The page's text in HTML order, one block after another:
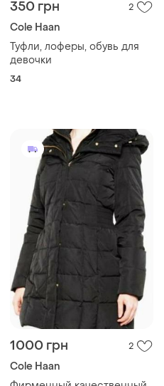
350 грн 2
Cole Haan
Туфли, лоферы, обувь для
девочки
34
1000 грн 2
Cole Haan